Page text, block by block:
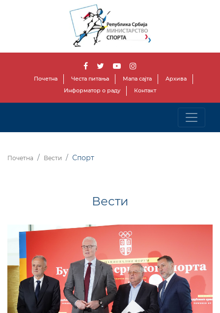
Почетна Честа питања Мапа сајта
Архива
Информатор о раду
Контакт
Почетна Вести Спорт
Вести